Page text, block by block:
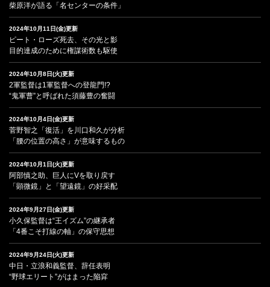
柴原洋が語る「名センターの条件」
2024年10月11日(金)更新
ピート・ローズ死去、その光と影
目的達成のために権謀術数も駆使
2024年10月8日(火)更新
2軍監督は1軍監督への登龍門!?
“鬼軍曹”と呼ばれた須藤豊の奮闘
2024年10月4日(金)更新
菅野智之「復活」を川口和久が分析
「腰の位置の高さ」が意味するもの
2024年10月1日(火)更新
阿部慎之助、巨人にVを取り戻す
「顕微鏡」と「望遠鏡」の好采配
2024年9月27日(金)更新
小久保監督は“王イズム”の継承者
「4番こそ打線の軸」の保守思想
2024年9月24日(火)更新
中日・立浪和義監督、辞任表明
“野球エリート”がはまった陥穽